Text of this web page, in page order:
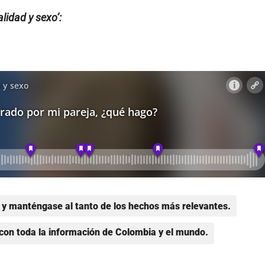
y sexo’:
manténgase al tanto de los hechos más relevantes.
toda la información de Colombia y el mundo.